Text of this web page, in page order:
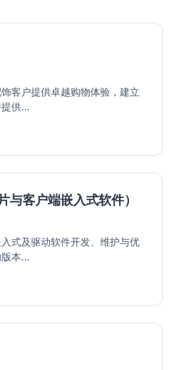
客户提供卓越购物体验，建立
供...
与客户端嵌入式软件）
式及驱动软件开发、维护与优
本...